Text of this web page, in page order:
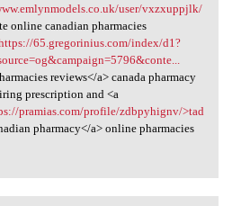
user/vxzxuppjlk/
online canadian pharmacies
65.gregorinius.com/index/d1?
reviews</a> canada pharmacy
prescription and <a
pramias.com/profile/zdbpyhignv/>tad
pharmacy</a> online pharmacies